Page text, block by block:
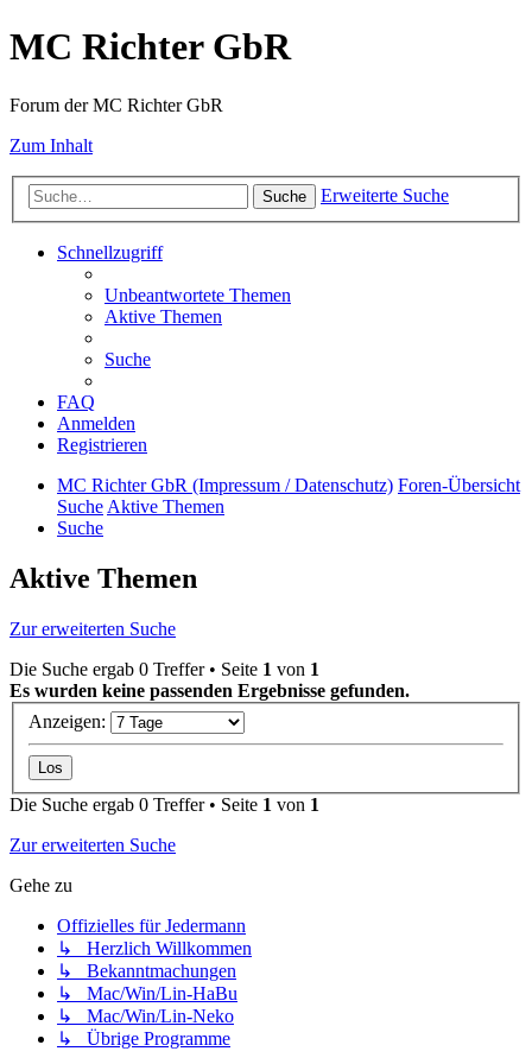
MC Richter GbR
Forum der MC Richter GbR
Zum Inhalt
Suche Erweiterte Suche
Schnellzugriff
Unbeantwortete Themen
Aktive Themen
Suche
FAQ
Anmelden
Registrieren
MC Richter GbR (Impressum / Datenschutz) Foren-Übersicht
SucheAktive Themen
Suche
Aktive Themen
Zur erweiterten Suche
Die Suche ergab 0 Treffer • Seite 1 von 1
Es wurden keine passenden Ergebnisse gefunden.
Anzeigen:
Die Suche ergab 0 Treffer • Seite 1 von 1
Zur erweiterten Suche
Gehe zu
Offizielles für Jedermann
↳ Herzlich Willkommen
↳ Bekanntmachungen
↳ Mac/Win/Lin-HaBu
↳ Mac/Win/Lin-Neko
↳ Übrige Programme